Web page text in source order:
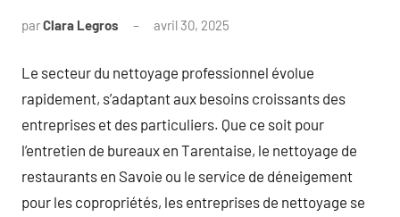
parClara Legros avril 30, 2025
Le secteur du nettoyage professionnel évolue
rapidement, s’adaptant aux besoins croissants des
entreprises et des particuliers. Que ce soit pour
l’entretien de bureaux en Tarentaise, le nettoyage de
restaurants en Savoie ou le service de déneigement
pour les copropriétés, les entreprises de nettoyage se